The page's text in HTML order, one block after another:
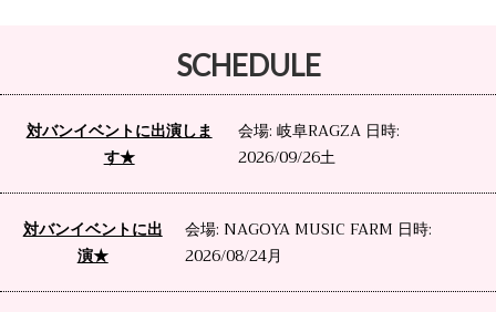
SCHEDULE
対バンイベントに出演しま
す★
会場: 岐阜RAGZA 日時:
2026/09/26土
対バンイベントに出
演★
会場: NAGOYA MUSIC FARM 日時:
2026/08/24月